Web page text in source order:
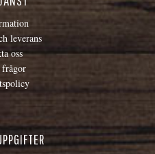
leverans
oss